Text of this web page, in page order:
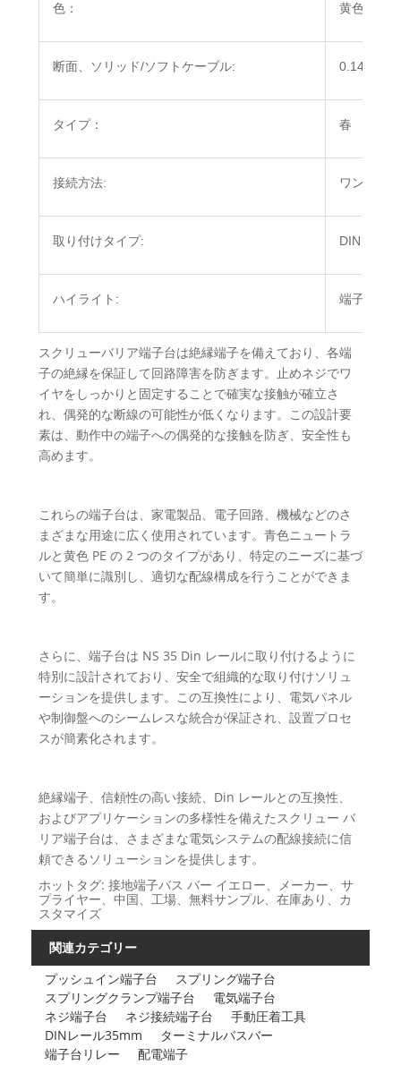
色： 黄色
断面、ソリッド/ソフトケーブル: 0.14～
タイプ： 春
接続方法: ワンタッ
取り付けタイプ: DINレー
ハイライト: 端子接地
スクリューバリア端子台は絶縁端子を備えており、各端
子の絶縁を保証して回路障害を防ぎます。止めネジでワ
イヤをしっかりと固定することで確実な接触が確立さ
れ、偶発的な断線の可能性が低くなります。この設計要
素は、動作中の端子への偶発的な接触を防ぎ、安全性も
高めます。
これらの端子台は、家電製品、電子回路、機械などのさ
まざまな用途に広く使用されています。青色ニュートラ
ルと黄色 PE の 2 つのタイプがあり、特定のニーズに基づ
いて簡単に識別し、適切な配線構成を行うことができま
す。
さらに、端子台は NS 35 Din レールに取り付けるように
特別に設計されており、安全で組織的な取り付けソリュ
ーションを提供します。この互換性により、電気パネル
や制御盤へのシームレスな統合が保証され、設置プロセ
スが簡素化されます。
絶縁端子、信頼性の高い接続、Din レールとの互換性、
およびアプリケーションの多様性を備えたスクリュー バ
リア端子台は、さまざまな電気システムの配線接続に信
頼できるソリューションを提供します。
ホットタグ: 接地端子バス バー イエロー、メーカー、サ
プライヤー、中国、工場、無料サンプル、在庫あり、カ
スタマイズ
関連カテゴリー
プッシュイン端​​子台
スプリング端子台
スプリングクランプ端子台
電気端子台
ネジ端子台
ネジ接続端子台
手動圧着工具
DINレール35mm
ターミナルバスバー
端子台リレー
配電端子